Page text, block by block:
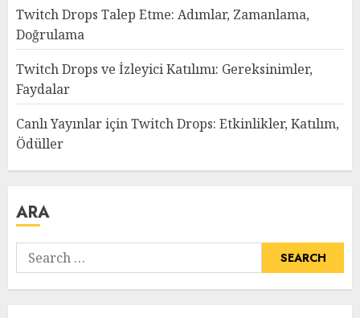
Twitch Drops Talep Etme: Adımlar, Zamanlama,
Doğrulama
Twitch Drops ve İzleyici Katılımı: Gereksinimler,
Faydalar
Canlı Yayınlar için Twitch Drops: Etkinlikler, Katılım,
Ödüller
ARA
Search
for: